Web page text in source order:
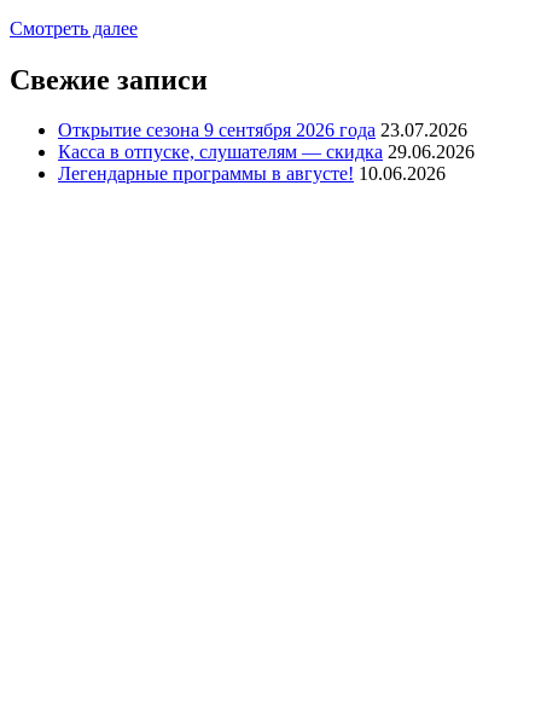
Смотреть далее
Свежие записи
Открытие сезона 9 сентября 2026 года 23.07.2026
Касса в отпуске, слушателям — скидка 29.06.2026
Легендарные программы в августе! 10.06.2026